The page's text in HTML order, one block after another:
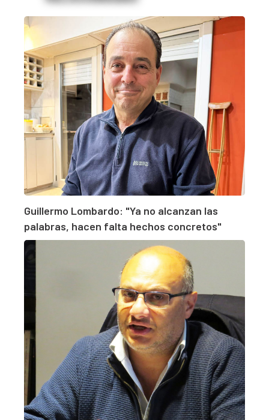
Guillermo Lombardo: "Ya no alcanzan las
palabras, hacen falta hechos concretos"